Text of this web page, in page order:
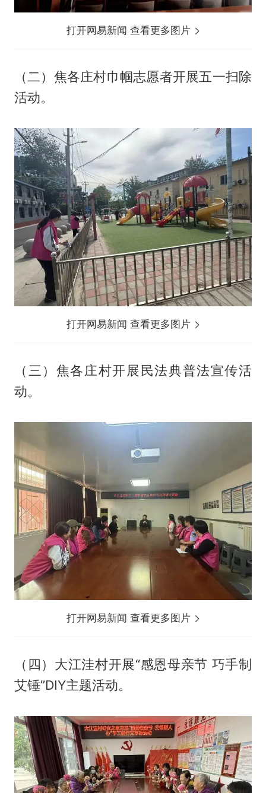
打开网易新闻 查看更多图片
（二）焦各庄村巾帼志愿者开展五一扫除
活动。
打开网易新闻 查看更多图片
（三）焦各庄村开展民法典普法宣传活
动。
打开网易新闻 查看更多图片
（四）大江洼村开展“感恩母亲节 巧手制
艾锤”DIY主题活动。